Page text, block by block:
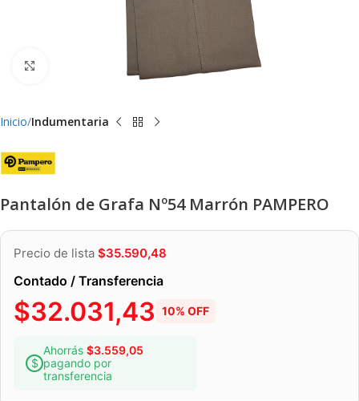
Inicio Indumentaria
Pantalón de Grafa Nº54 Marrón PAMPERO
Precio de lista $35.590,48
Contado / Transferencia
$32.031,43 10% OFF
Ahorrás $3.559,05
pagando por
transferencia